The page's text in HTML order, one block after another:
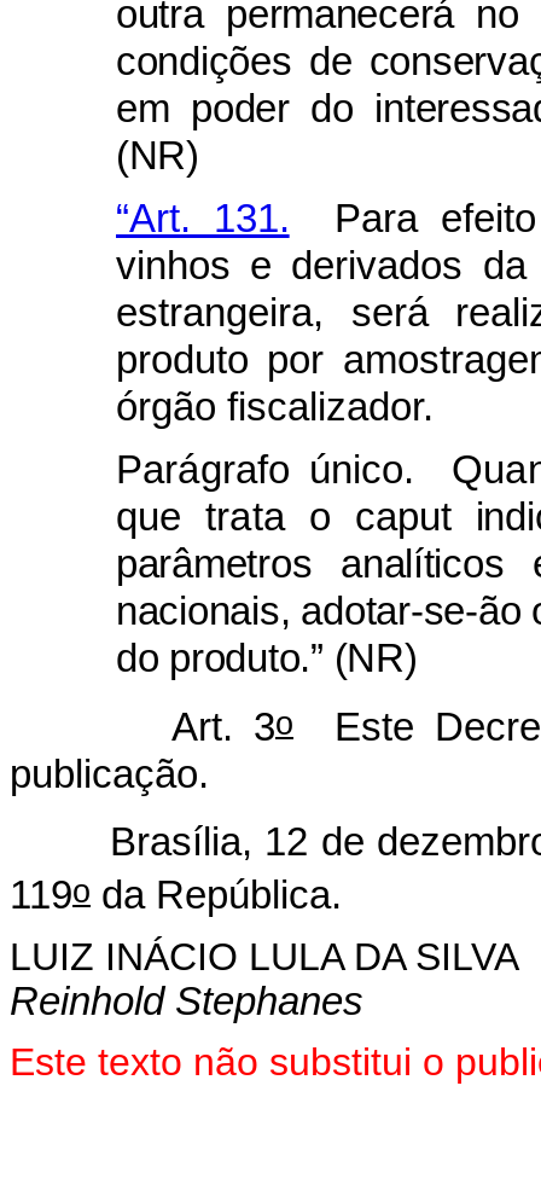
outra permanecerá
condições de
em poder do
(NR)
“Art. 131. Para efeito
vinhos e derivados
estrangeira, será
produto por
órgão fiscalizador.
Parágrafo único.
que trata o caput
parâmetros analíticos
nacionais, adotar-se-ão
do produto.” (NR)
Art. 3o
Este
publicação.
Brasília, 12 de dezembro
119o da República.
LUIZ INÁCIO LULA DA SILVA
Reinhold Stephanes
Este texto não substitui o